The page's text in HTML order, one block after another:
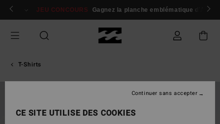
Passer
Se connecter / s'inscrire
JEU CONCOURS Gagnez la planche emblématique d'Andy
T-Shirts
CE SITE UTILISE DES COOKIES
Continuer sans accepter